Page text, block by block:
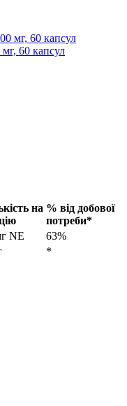
60 капсул
на % від добової
потреби*
NE
63%
*